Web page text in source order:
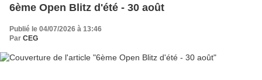
6ème Open Blitz d'été - 30 août
Publié le 04/07/2026 à 13:46
Par CEG